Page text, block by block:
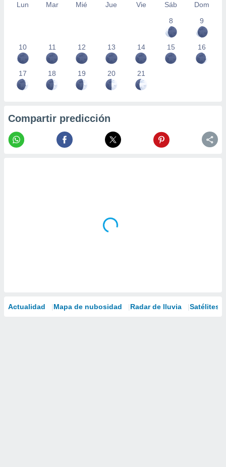
Lun Mar Mié Jue Vie Sáb
Dom
8
9
10 11 12 13 14 15 16
17 18 19 20 21
Compartir predicción
Actualidad Mapa de nubosidad Radar de lluvia Satélites